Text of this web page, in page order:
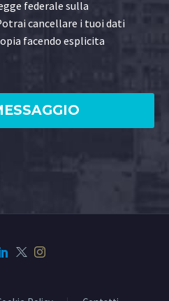
federale sulla
cancellare i tuoi dati
facendo esplicita